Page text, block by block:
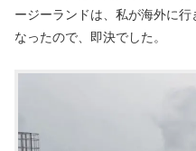
ージーランドは、私が海外に
なったので、即決でした。